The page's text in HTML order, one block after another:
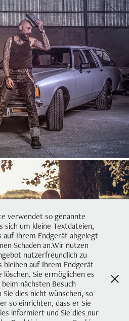
BANDS
verwendet so genannte
sich um kleine Textdateien,
Ihrem Endgerät abgelegt
Schaden an.Wir nutzen
nutzerfreundlich zu
bleiben auf Ihrem Endgerät
Sie ermöglichen es
nächsten Besuch
dies nicht wünschen, so
so einrichten, dass er Sie
informiert und Sie dies nur